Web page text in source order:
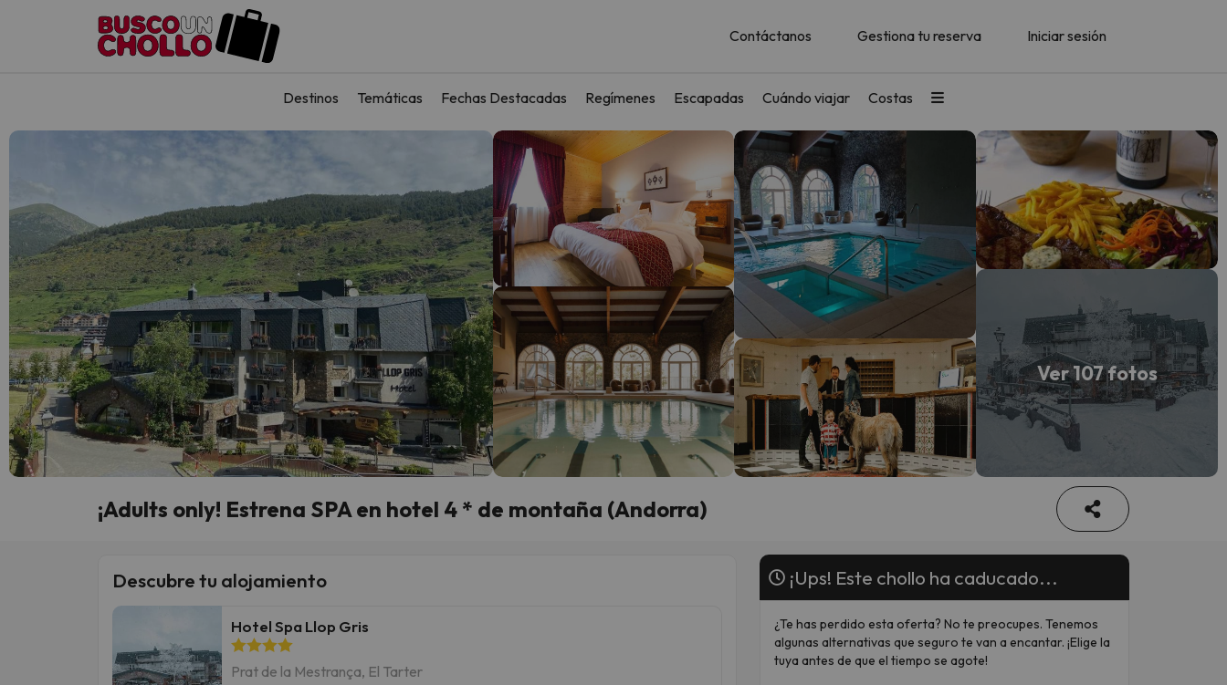
Contáctanos Gestiona tu reserva Iniciar sesión
Destinos Temáticas Fechas Destacadas Regímenes Escapadas Cuándo viajar Costas
Ver 107 fotos
¡Adults only! Estrena SPA en hotel 4 * de montaña (Andorra)
Descubre tu alojamiento
Hotel Spa Llop Gris
Prat de la Mestrança, El Tarter
¡Ups! Este chollo ha caducado...
¿Te has perdido esta oferta? No te preocupes. Tenemos
algunas alternativas que seguro te van a encantar. ¡Elige la
tuya antes de que el tiempo se agote!